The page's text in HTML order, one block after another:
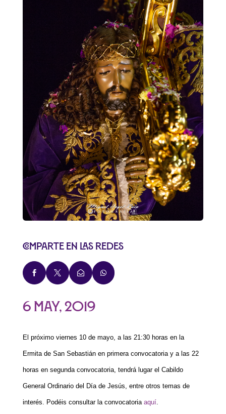
Comparte en las redes
   
6 May, 2019
El próximo viernes 10 de mayo, a las 21:30 horas en la
Ermita de San Sebastián en primera convocatoria y a las 22
horas en segunda convocatoria, tendrá lugar el Cabildo
General Ordinario del Día de Jesús, entre otros temas de
interés. Podéis consultar la convocatoria aquí.